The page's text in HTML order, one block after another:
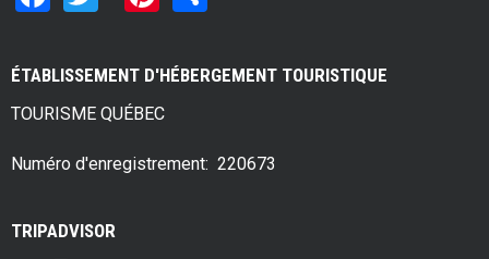
a
ce
b
o
o
wi
tt
er
nt
er
es
t
ar
e
ÉTABLISSEMENT D'HÉBERGEMENT TOURISTIQUE
TOURISME QUÉBEC
Numéro d'enregistrement: 220673
TRIPADVISOR